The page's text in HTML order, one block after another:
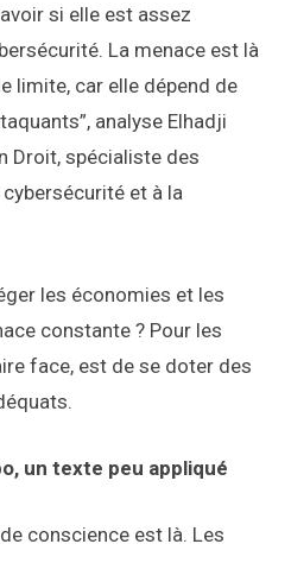
si elle est assez
La menace est là
limite, car elle dépend de
analyse Elhadji
Droit, spécialiste des
et à la
les économies et les
constante ? Pour les
face, est de se doter des
un texte peu appliqué
conscience est là. Les